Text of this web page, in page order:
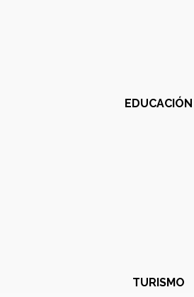
EDUCACIÓN
TURISMO